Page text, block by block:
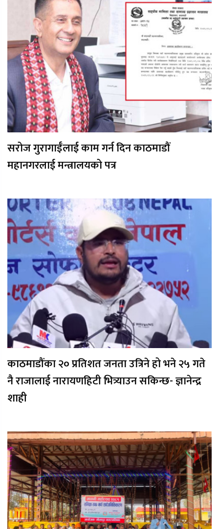
सरोज गुरागाईँलाई काम गर्न दिन काठमाडौं
महानगरलाई मन्त्रालयको पत्र
काठमाडौंका २० प्रतिशत जनता उत्रिने हो भने २५ गते
नै राजालाई नारायणहिटी भित्र्याउन सकिन्छ- ज्ञानेन्द्र
शाही